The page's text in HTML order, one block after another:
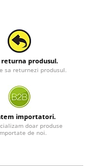
returna produsul.
sa returnezi produsul.
importatori.
doar produse
de noi.